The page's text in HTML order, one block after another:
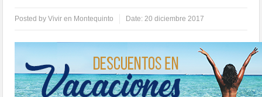
Posted byVivir en Montequinto Date:20 diciembre 2017